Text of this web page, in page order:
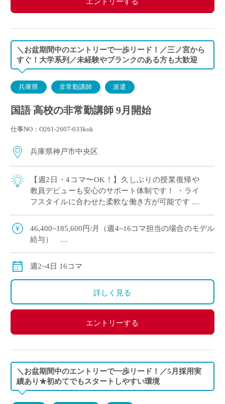
＼お盆期間中のエントリーで一歩リード！／三ノ宮から
すぐ！大学系列／未経験やブランクのある方も大歓迎
兵庫県 非常勤講師 派遣
国語 高校の非常勤講師 9月開始
仕事NO：O261-2607-033kok
兵庫県神戸市中央区
【週2日・4コマ〜OK！】久しぶりの授業復帰や
教員デビューも安心のサポート体制です！ ・ライ
フスタイルに合わせた柔軟な働き方が可能です ・
につけ教員としてワンランク上を目指し […]
46,400~185,600円/月（週4~16コマ担当の場合のモデル
給与）
週2~4日 16コマ
詳しく見る
エントリーする
＼お盆期間中のエントリーで一歩リード！／5月採用実
績あり★初めてでもスタートしやすい環境